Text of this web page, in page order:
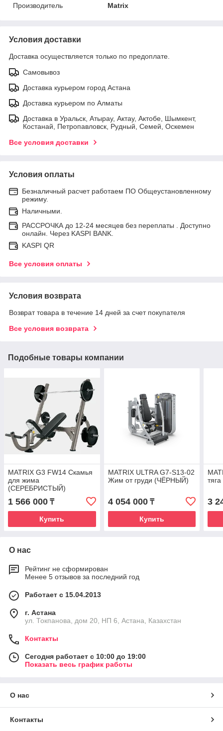
Производитель
Matrix
Условия доставки
Доставка осуществляется только по предоплате.
Самовывоз
Доставка курьером город Астана
Доставка курьером по Алматы
Доставка в Уральск, Атырау, Актау, Актобе, Шымкент,
Костанай, Петропавловск, Рудный, Семей, Оскемен
Все условия доставки
Условия оплаты
Безналичный расчет работаем ПО Общеустановленному
режиму.
Наличными.
РАССРОЧКА до 12-24 месяцев без переплаты . Доступно
онлайн. Через KASPI BANK.
KASPI QR
Все условия оплаты
Условия возврата
Возврат товара в течение 14 дней за счет покупателя
Все условия возврата
Подобные товары компании
MATRIX G3 FW14 Скамья
для жима
(СЕРЕБРИСТЫЙ)
1 566 000 ₸
Купить
MATRIX ULTRA G7-S13-02
Жим от груди (ЧЁРНЫЙ)
4 054 000₸
Купить
3
О нас
Рейтинг не сформирован
Менее 5 отзывов за последний год
Работает с 15.04.2013
г. Астана
ул. Токпанова, дом 20, НП 6, Астана, Казахстан
Контакты
Сегодня работает с 10:00 до 19:00
Показать весь график работы
О нас
Контакты